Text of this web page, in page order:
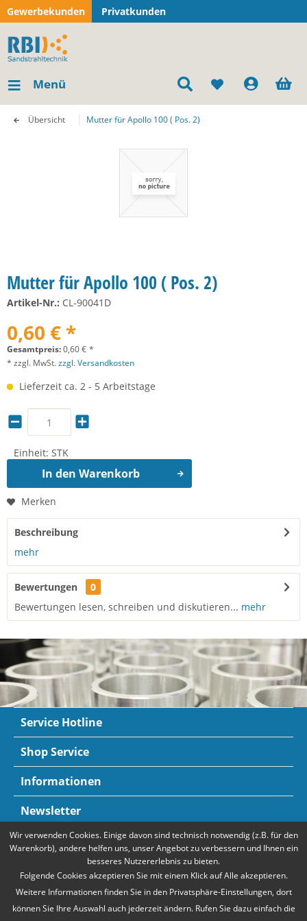
Gewerbekunden Privatkunden
Menü
Übersicht Mutter für Apollo 100 ( Pos. 2)
Mutter für Apollo 100 ( Pos. 2)
Artikel-Nr.: CL-90041D
0,60 € *
Gesamtpreis:0,60€ *
* zzgl. MwSt.zzgl. Versandkosten
Lieferzeit ca. 2 - 5 Arbeitstage
Einheit: STK
In den Warenkorb
Merken
Beschreibung
mehr
Bewertungen
0
Bewertungen lesen, schreiben und diskutieren... mehr
Service Hotline
Shop Service
Informationen
Newsletter
Zahlungsarten Mehr Informationen
Wir verwenden Cookies. Einige davon sind technisch notwendig (z.B. für den
Warenkorb), andere helfen uns, unser Angebot zu verbessern und Ihnen ein
besseres Nutzererlebnis zu bieten.
Folgende Cookies akzeptieren Sie mit einem Klick auf Alle akzeptieren.
Weitere Informationen finden Sie in den Privatsphäre-Einstellungen, dort
können Sie Ihre Auswahl auch jederzeit ändern. Rufen Sie dazu einfach die